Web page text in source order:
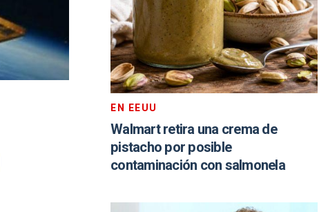
EN EEUU
Walmart retira una crema de
pistacho por posible
contaminación con salmonela